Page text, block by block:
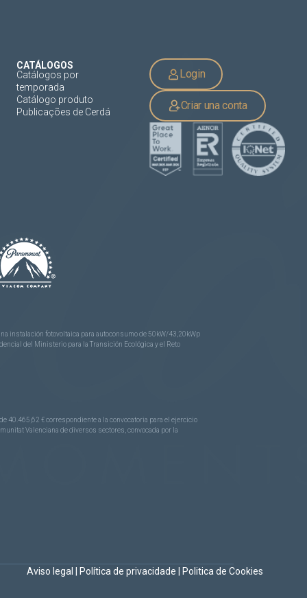
CATÁLOGOS
Catálogos por
temporada
Catálogo produto
Publicações de Cerdá
Login
Criar una conta
instalación fotovoltaica para autoconsumo de 50kW/43,20kWp
del Ministerio para la Transición Ecológica y el Reto
40.465,62 € correspondiente a la convocatoria para el ejercicio
Valenciana de diversos sectores, convocada por la
Aviso legal Política de privacidade Politica de Cookies